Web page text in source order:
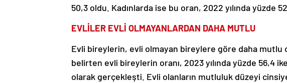
50,3 oldu. Kadınlarda ise bu oran, 2022 yılında yüzde
EVLİLER EVLİ OLMAYANLARDAN DAHA MUTLU
Evli bireylerin, evli olmayan bireylere göre daha
belirten evli bireylerin oranı, 2023 yılında yüzde 56,4
olarak gerçekleşti. Evli olanların mutluluk düzeyi